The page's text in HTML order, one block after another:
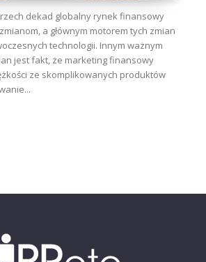
dekad globalny rynek finansowy
a głównym motorem tych zmian
technologii. Innym ważnym
jest fakt, że marketing finansowy
ze skomplikowanych produktów